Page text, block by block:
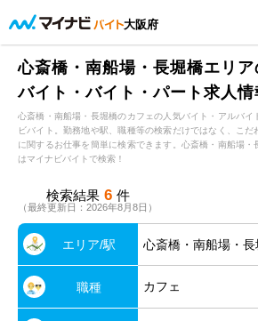
大阪府
心斎橋・南船場・長堀橋エリ
バイト・バイト・パート求人情
心斎橋・南船場・長堀橋のカフェの人気バイト・アルバイ
ビバイト。勤務地や駅、職種等の検索だけではなく、こだ
に関するお仕事を簡単に検索できます。心斎橋・南船場・
はマイナビバイトで検索！
検索結果 6 件
（最終更新日：2026年8月8日）
エリア/駅 心斎橋・南船場・長
職種 カフェ